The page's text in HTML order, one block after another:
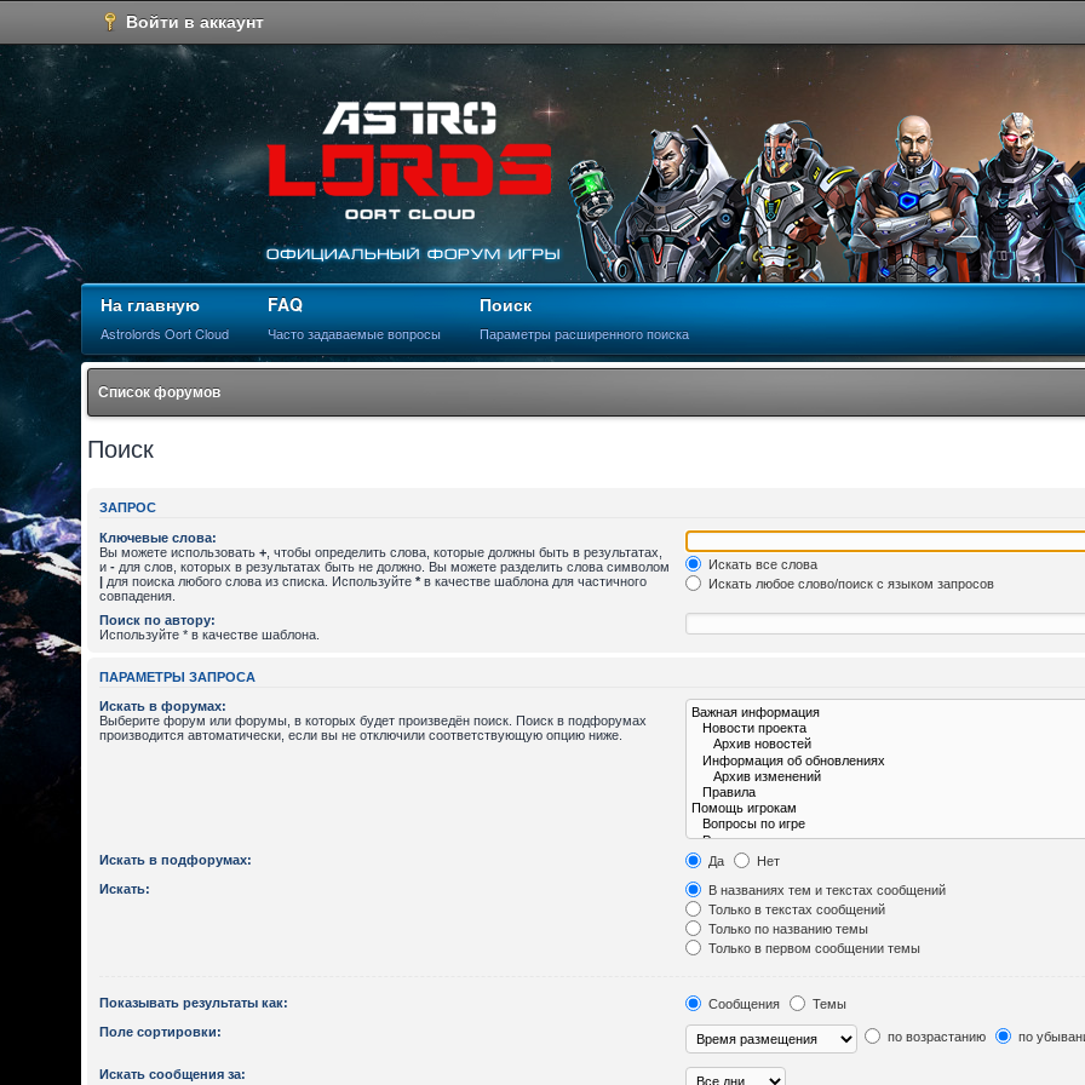
Войти в аккаунт
На главную
Astrolords Oort Cloud
FAQ
Часто задаваемые вопросы
Поиск
Параметры расширенного поиска
Список форумов
Поиск
ЗАПРОС
Ключевые слова:
Вы можете использовать+ , чтобы определить слова, которые должны быть в результатах,
и- для слов, которых в результатах быть не должно. Вы можете разделить слова символом
| для поиска любого слова из списка. Используйте* в качестве шаблона для частичного
совпадения.
Искать все слова
Искать любое слово/поиск с языком запросов
Поиск по автору:
Используйте * в качестве шаблона.
ПАРАМЕТРЫ ЗАПРОСА
Искать в форумах:
Выберите форум или форумы, в которых будет произведён поиск. Поиск в подфорумах
производится автоматически, если вы не отключили соответствующую опцию ниже.
Искать в подфорумах: Да
Нет
Искать:
В названиях тем и текстах сообщений
Только в текстах сообщений
Только по названию темы
Только в первом сообщении темы
Показывать результаты как: Сообщения
Темы
Поле сортировки:
по возрастанию по
Искать сообщения за: